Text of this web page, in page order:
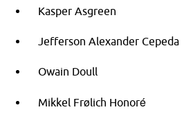
Kasper Asgreen
Jefferson Alexander Cepeda
Owain Doull
Mikkel Frølich Honoré